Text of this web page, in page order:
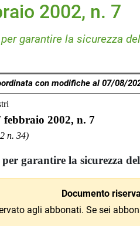
2002, n. 7
garantire la sicurezza
con modifiche al 07/08/
febbraio 2002, n. 7
n. 34)
garantire la sicurezza
Documento
agli abbonati. Se sei